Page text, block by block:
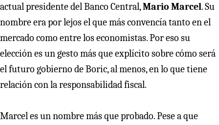
actual presidente del Banco Central,Mario Marcel. Su
nombre era por lejos el que más convencía tanto en el
mercado como entre los economistas. Por eso su
elección es un gesto más que explícito sobre cómo será
el futuro gobierno de Boric, al menos, en lo que tiene
relación con la responsabilidad fiscal.
Marcel es un nombre más que probado. Pese a que